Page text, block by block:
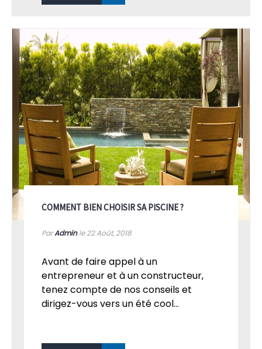
COMMENT BIEN CHOISIR SA PISCINE ?
ParAdminle 22Août, 2018
Avant de faire appel à un
entrepreneur et à un constructeur,
tenez compte de nos conseils et
dirigez-vous vers un été cool...